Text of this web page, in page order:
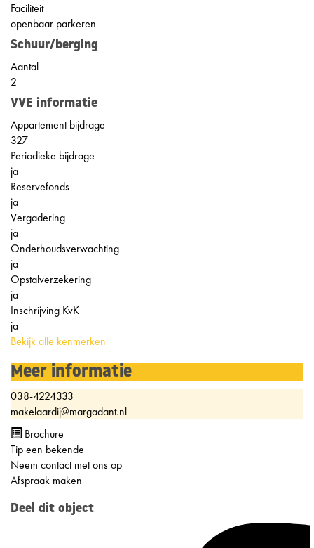
Faciliteit
openbaar parkeren
Schuur/berging
Aantal
2
VVE informatie
Appartement bijdrage
327
Periodieke bijdrage
ja
Reservefonds
ja
Vergadering
ja
Onderhoudsverwachting
ja
Opstalverzekering
ja
Inschrijving KvK
ja
Bekijk alle kenmerken
Meer informatie
038-4224333
makelaardij@margadant.nl
Brochure
Tip een bekende
Neem contact met ons op
Afspraak maken
Deel dit object